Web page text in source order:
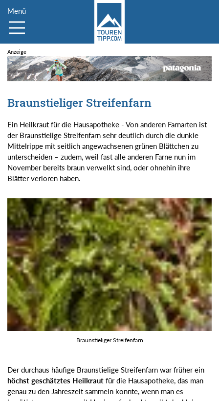
Menü
Braunstieliger Streifenfarn
Ein Heilkraut für die Hausapotheke - Von anderen Farnarten ist
der Braunstielige Streifenfarn sehr deutlich durch die dunkle
Mittelrippe mit seitlich angewachsenen grünen Blättchen zu
unterscheiden – zudem, weil fast alle anderen Farne nun im
November bereits braun verwelkt sind, oder ohnehin ihre
Blätter verloren haben.
Braunstieliger Streifenfarn
Der durchaus häufige Braunstielige Streifenfarn war früher ein
höchst geschätztes Heilkraut für die Hausapotheke, das man
genau zu den Jahreszeit sammeln konnte, wenn man es